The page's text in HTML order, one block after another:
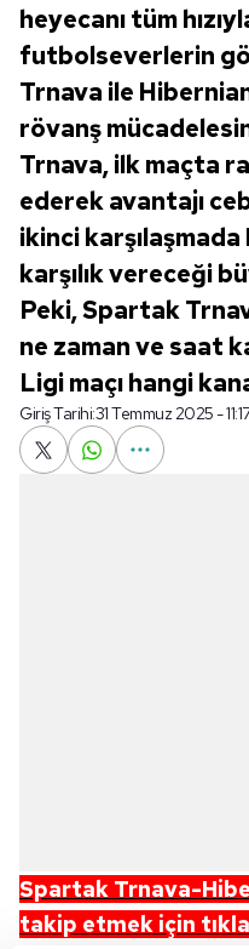
heyecanı tüm
futbolseverlerin
Trnava ile
rövanş
Trnava, ilk maçta
ederek avantajı
ikinci karşılaşmada
karşılık vereceği
Peki, Spartak
ne zaman ve saat
Ligi maçı hangi
Giriş Tarihi:31 Temmuz 2025 -
Spartak Trnava-
takip etmek için